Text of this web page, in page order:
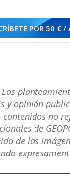
POR 50 € /
Los
y opinión
contenidos no
de
de las